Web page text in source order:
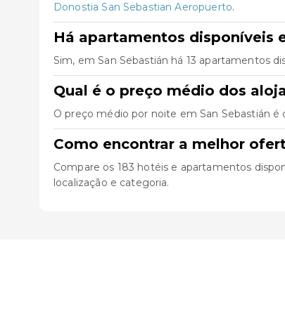
Donostia San Sebastian Aeropuerto.
Há apartamentos disponíveis
Sim, em San Sebastián há 13 apartamentos
Qual é o preço médio dos
O preço médio por noite em San Sebastián
Como encontrar a melhor
Compare os 183 hotéis e apartamentos
localização e categoria.